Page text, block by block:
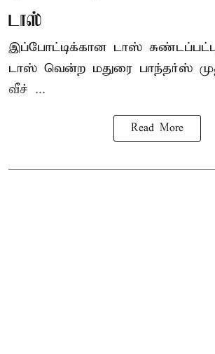
டாஸ்
இப்போட்டிக்கான டாஸ்
டாஸ் வென்ற மதுரை பாந்தர்ஸ்
வீச் ...
Read More